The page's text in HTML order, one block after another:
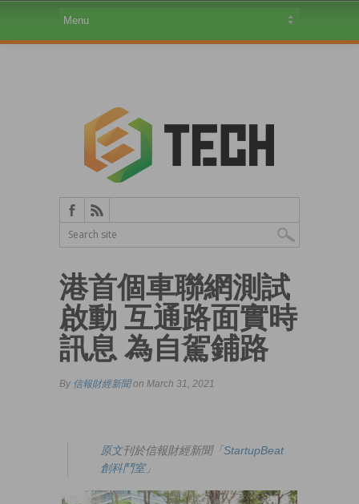
港首個車聯網測試
啟動 互通路面實時
訊息 為自駕鋪路
By 信報財經新聞on March 31, 2021
原文刊於信報財經新聞「StartupBeat
創科鬥室」